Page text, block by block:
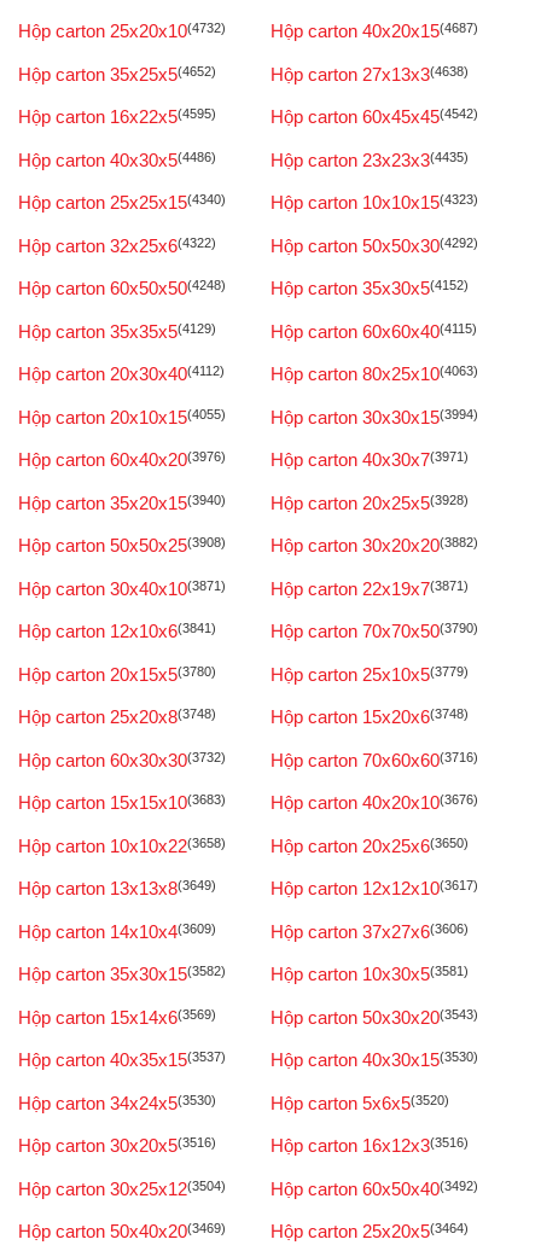
Hộp carton 25x20x10(4732) Hộp carton 40x20x15(4687)
Hộp carton 35x25x5(4652) Hộp carton 27x13x3(4638)
Hộp carton 16x22x5(4595) Hộp carton 60x45x45(4542)
Hộp carton 40x30x5(4486) Hộp carton 23x23x3(4435)
Hộp carton 25x25x15(4340) Hộp carton 10x10x15(4323)
Hộp carton 32x25x6(4322) Hộp carton 50x50x30(4292)
Hộp carton 60x50x50(4248) Hộp carton 35x30x5(4152)
Hộp carton 35x35x5(4129) Hộp carton 60x60x40(4115)
Hộp carton 20x30x40(4112) Hộp carton 80x25x10(4063)
Hộp carton 20x10x15(4055) Hộp carton 30x30x15(3994)
Hộp carton 60x40x20(3976) Hộp carton 40x30x7(3971)
Hộp carton 35x20x15(3940) Hộp carton 20x25x5(3928)
Hộp carton 50x50x25(3908) Hộp carton 30x20x20(3882)
Hộp carton 30x40x10(3871) Hộp carton 22x19x7(3871)
Hộp carton 12x10x6(3841) Hộp carton 70x70x50(3790)
Hộp carton 20x15x5(3780) Hộp carton 25x10x5(3779)
Hộp carton 25x20x8(3748) Hộp carton 15x20x6(3748)
Hộp carton 60x30x30(3732) Hộp carton 70x60x60(3716)
Hộp carton 15x15x10(3683) Hộp carton 40x20x10(3676)
Hộp carton 10x10x22(3658) Hộp carton 20x25x6(3650)
Hộp carton 13x13x8(3649) Hộp carton 12x12x10(3617)
Hộp carton 14x10x4(3609) Hộp carton 37x27x6(3606)
Hộp carton 35x30x15(3582) Hộp carton 10x30x5(3581)
Hộp carton 15x14x6(3569) Hộp carton 50x30x20(3543)
Hộp carton 40x35x15(3537) Hộp carton 40x30x15(3530)
Hộp carton 34x24x5(3530) Hộp carton 5x6x5(3520)
Hộp carton 30x20x5(3516) Hộp carton 16x12x3(3516)
Hộp carton 30x25x12(3504) Hộp carton 60x50x40(3492)
Hộp carton 50x40x20(3469) Hộp carton 25x20x5(3464)